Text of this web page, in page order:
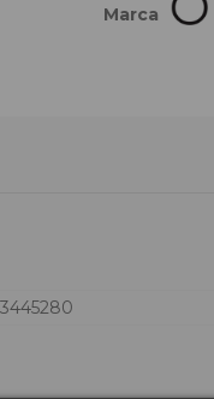
Marca